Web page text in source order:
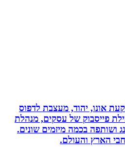
אונו, יהוד, מעצבת לדפוס
פייסבוק של עסקים, מנהלת
ושותפה בכמה מיזמים שונים.
הארץ והעולם.